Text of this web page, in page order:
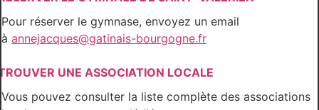
Pour réserver le gymnase, envoyez un email
à annejacques@gatinais-bourgogne.fr
UNE ASSOCIATION LOCALE
Vous pouvez consulter la liste complète des associations